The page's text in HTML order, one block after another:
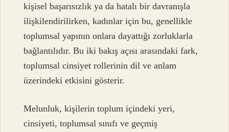
kişisel başarısızlık ya da hatalı bir davranışla
ilişkilendirilirken, kadınlar için bu, genellikle
toplumsal yapının onlara dayattığı zorluklarla
bağlantılıdır. Bu iki bakış açısı arasındaki fark,
toplumsal cinsiyet rollerinin dil ve anlam
üzerindeki etkisini gösterir.
Melunluk, kişilerin toplum içindeki yeri,
cinsiyeti, toplumsal sınıfı ve geçmiş